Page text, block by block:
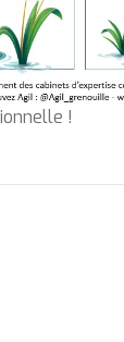
!